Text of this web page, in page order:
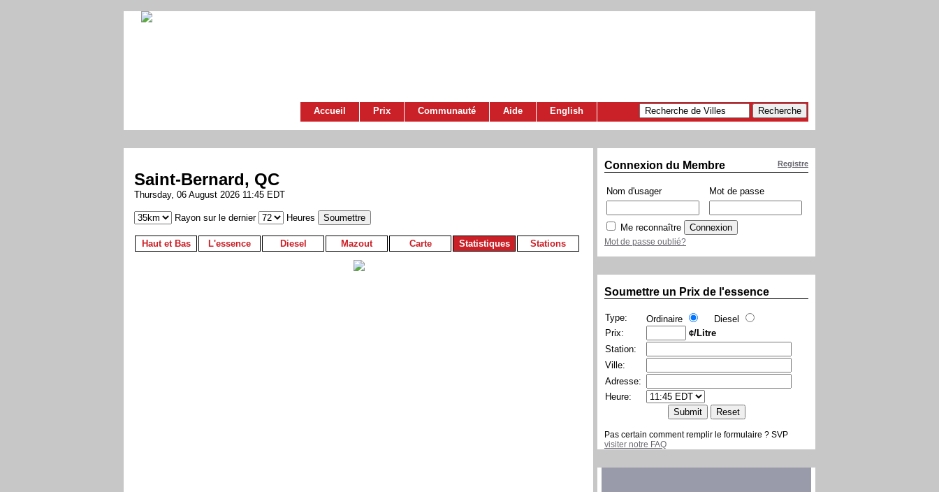
Accueil Prix Communauté Aide English
Saint-Bernard, QC
Thursday, 06 August 2026 11:45 EDT
Rayon sur le dernier Heures
Haut et Bas L'essence Diesel Mazout Carte Statistiques Stations
Registre
Connexion du Membre
Nom d'usager Mot de passe
Me reconnaître
Mot de passe oublié?
Soumettre un Prix de l'essence
Type: Ordinaire
Diesel
Prix:
¢/Litre
Station:
Ville:
Adresse:
Heure:
Pas certain comment remplir le formulaire ? SVP
visiter notre FAQ